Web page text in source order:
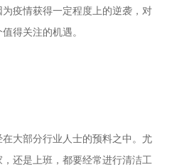
疫情获得一定程度上的逆袭，对
得关注的机遇。
大部分行业人士的预料之中。尤
还是上班，都要经常进行清洁工